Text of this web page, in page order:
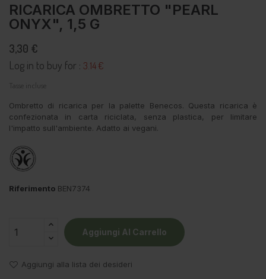
RICARICA OMBRETTO "PEARL
ONYX", 1,5 G
3,30 €
Log in to buy for : 3.14 €
Tasse incluse
Ombretto di ricarica per la palette Benecos. Questa ricarica è
confezionata in carta riciclata, senza plastica, per limitare
l'impatto sull'ambiente. Adatto ai vegani.
Riferimento BEN7374
Aggiungi Al Carrello
Aggiungi alla lista dei desideri